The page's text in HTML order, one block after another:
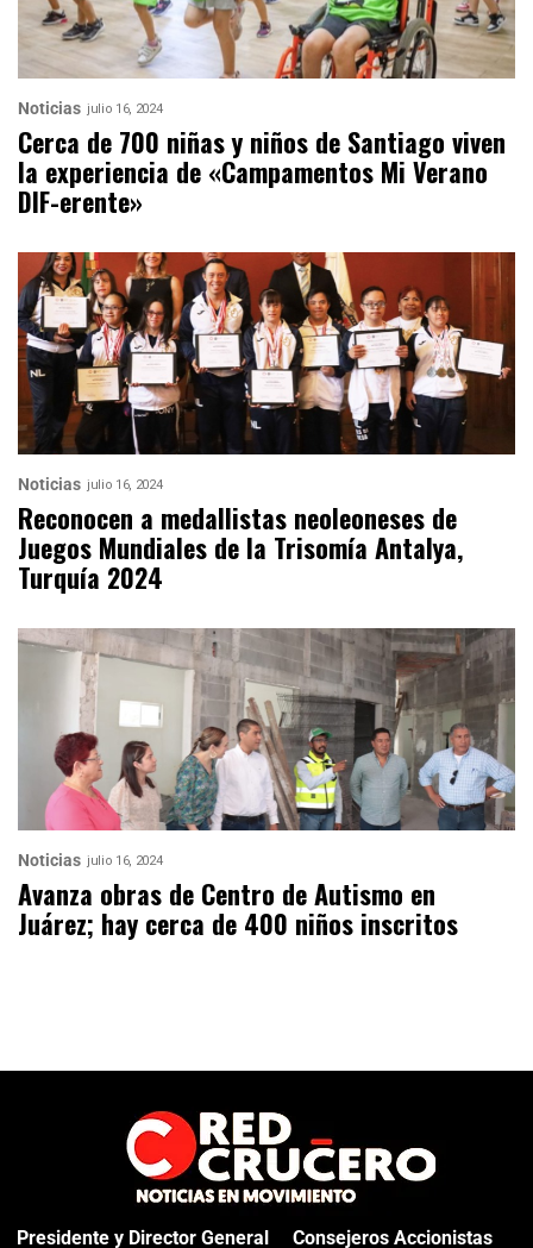
Noticias julio 16, 2024
Cerca de 700 niñas y niños de Santiago viven
la experiencia de «Campamentos Mi Verano
DIF-erente»
Noticias julio 16, 2024
Reconocen a medallistas neoleoneses de
Juegos Mundiales de la Trisomía Antalya,
Turquía 2024
Noticias julio 16, 2024
Avanza obras de Centro de Autismo en
Juárez; hay cerca de 400 niños inscritos
Presidente y Director General Consejeros Accionistas